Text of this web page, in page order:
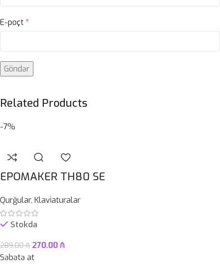
E-poçt*
Related Products
-7%
EPOMAKER TH80 SE
Qurğular, Klaviaturalar
Stokda
289.00₼ 270.00 ₼
Səbətə at